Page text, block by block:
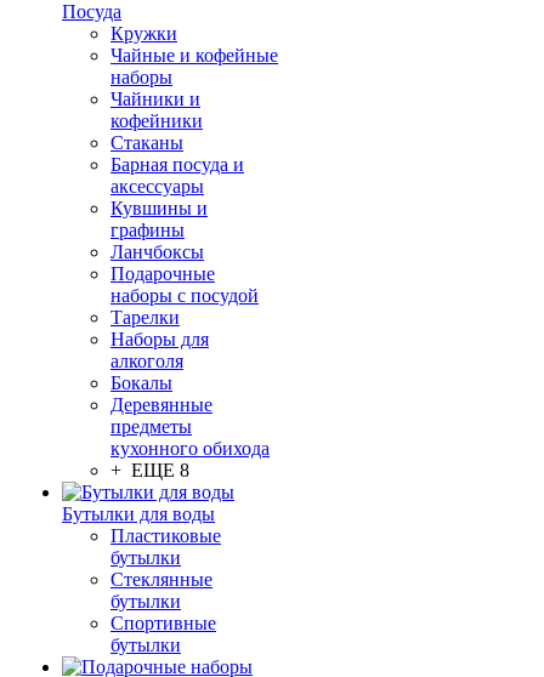
Посуда
Кружки
Чайные и кофейные
наборы
Чайники и
кофейники
Стаканы
Барная посуда и
аксессуары
Кувшины и
графины
Ланчбоксы
Подарочные
наборы с посудой
Тарелки
Наборы для
алкоголя
Бокалы
Деревянные
предметы
кухонного обихода
+ ЕЩЕ 8
Бутылки для воды
Пластиковые
бутылки
Стеклянные
бутылки
Спортивные
бутылки